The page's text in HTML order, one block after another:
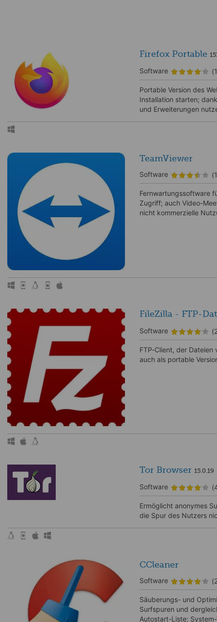
Firefox Portable
Software
Portable Version des
Installation starten;
und Erweiterungen
TeamViewer
Software
Fernwartungssoftware
Zugriff; auch Video-
nicht kommerzielle
FileZilla - FTP-
Software
FTP-Client, der
auch als portable
Tor Browser 15.0.19
Software
Ermöglicht anonymes
die Spur des Nutzers
CCleaner
Software
Säuberungs- und
Surfspuren und
Autostart-Liste;